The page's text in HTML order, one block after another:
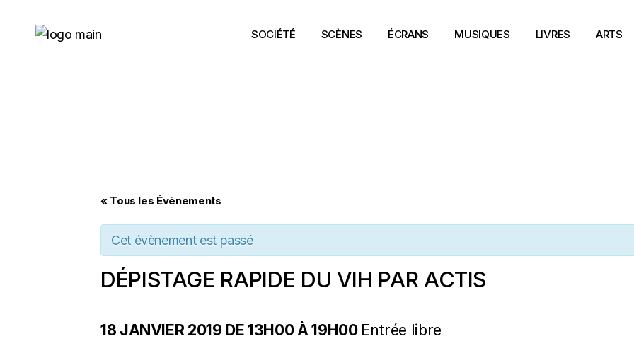
SOCIÉTÉ SCÈNES ÉCRANS MUSIQUES LIVRES ARTS
« Tous les Évènements
Cet évènement est passé
DÉPISTAGE RAPIDE DU VIH PAR ACTIS
18 JANVIER 2019 DE 13H00À19H00 Entrée libre